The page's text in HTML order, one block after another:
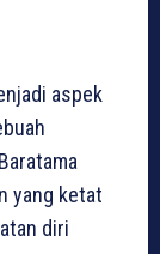
aspek
yang ketat
diri